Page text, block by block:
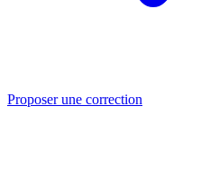
Proposer une correction